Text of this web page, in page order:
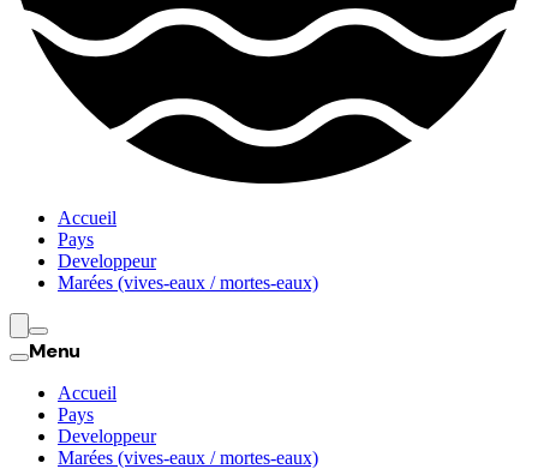
Accueil
Pays
Developpeur
Marées (vives-eaux / mortes-eaux)
Menu
Accueil
Pays
Developpeur
Marées (vives-eaux / mortes-eaux)